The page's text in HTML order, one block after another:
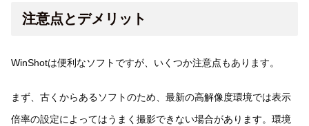
注意点とデメリット
WinShotは便利なソフトですが、いくつか注意点もあります。
まず、古くからあるソフトのため、最新の高解像度環境では表示
倍率の設定によってはうまく撮影できない場合があります。環境